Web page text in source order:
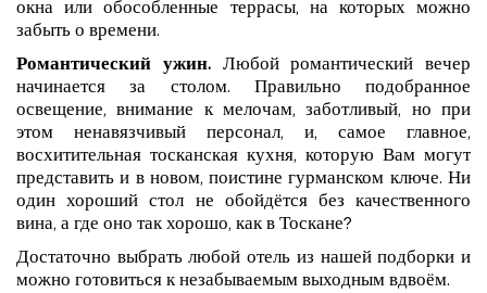
окна или обособленные террасы, на которых можно
забыть о времени.
Романтический ужин.Любой романтический вечер
начинается за столом. Правильно подобранное
освещение, внимание к мелочам, заботливый, но при
этом ненавязчивый персонал, и, самое главное,
восхитительная тосканская кухня, которую Вам могут
представить и в новом, поистине гурманском ключе. Ни
один хороший стол не обойдётся без качественного
вина, а где оно так хорошо, как в Тоскане?
Достаточно выбрать любой отель из нашей подборки и
можно готовиться к незабываемым выходным вдвоём.